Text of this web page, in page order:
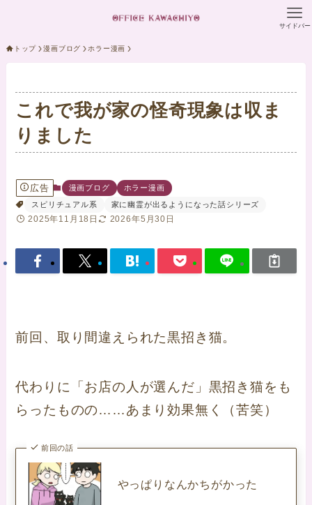
サイドバー
トップ 漫画ブログ ホラー漫画
これで我が家の怪奇現象は収ま
りました
広告 漫画ブログ
ホラー漫画
スピリチュアル系
家に幽霊が出るようになった話シリーズ
2025年11月18日 2026年5月30日
前回、取り間違えられた黒招き猫。
代わりに「お店の人が選んだ」黒招き猫をも
らったものの……あまり効果無く（苦笑）
前回の話
やっぱりなんかちがかった